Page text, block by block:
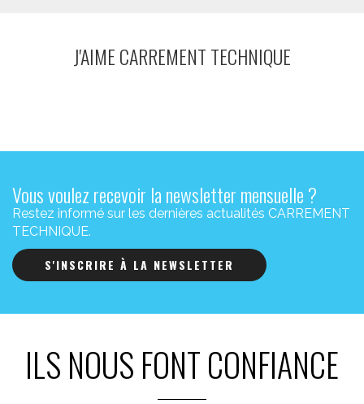
J'AIME CARREMENT TECHNIQUE
Vous voulez recevoir la newsletter mensuelle ?
Restez informé sur les dernières actualités CARREMENT
TECHNIQUE.
S'INSCRIRE À LA NEWSLETTER
ILS NOUS FONT CONFIANCE